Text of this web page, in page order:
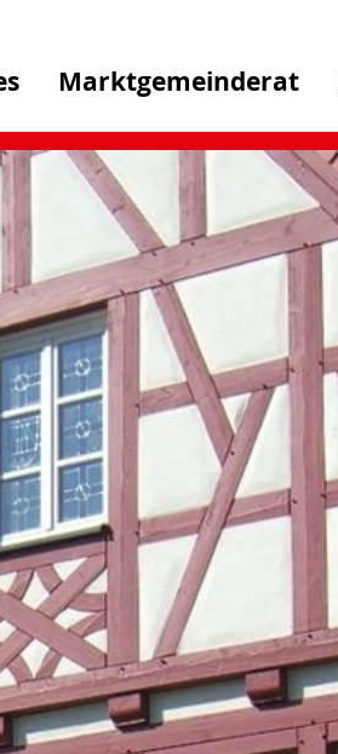
Marktgemeinderat